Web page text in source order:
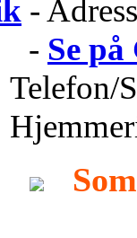
-
- Se
Telefon/